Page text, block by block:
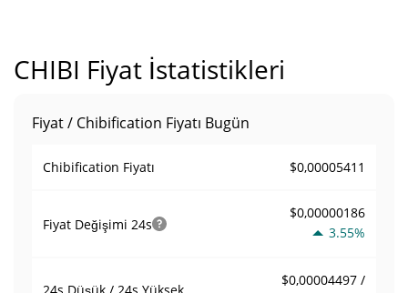
CHIBI Fiyat İstatistikleri
Fiyat / Chibification Fiyatı Bugün
Chibification Fiyatı $0,00005411
Fiyat Değişimi 24s
$0,00000186
3.55%
24s Düşük / 24s Yüksek
$0,00004497 /